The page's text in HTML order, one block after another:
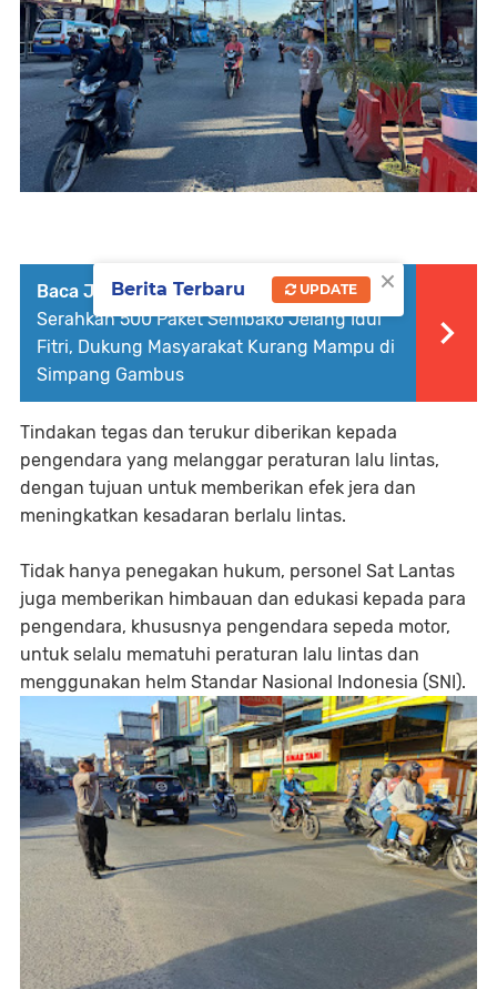
Baca Juga : PT Sofin Indonesia (Socfindo)
Serahkan 500 Paket Sembako Jelang Idul
Fitri, Dukung Masyarakat Kurang Mampu di
Simpang Gambus
Tindakan tegas dan terukur diberikan kepada
pengendara yang melanggar peraturan lalu lintas,
dengan tujuan untuk memberikan efek jera dan
meningkatkan kesadaran berlalu lintas.
Tidak hanya penegakan hukum, personel Sat Lantas
juga memberikan himbauan dan edukasi kepada para
pengendara, khususnya pengendara sepeda motor,
untuk selalu mematuhi peraturan lalu lintas dan
menggunakan helm Standar Nasional Indonesia (SNI).
×
Berita Terbaru UPDATE